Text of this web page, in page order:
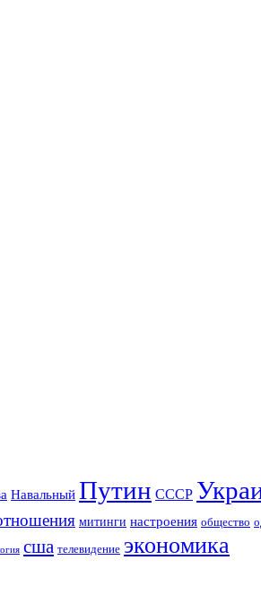
Навальный Путин СССР
митинги настроения общество
сша телевидение экономика